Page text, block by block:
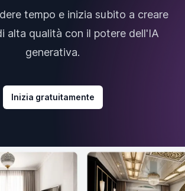
tempo e inizia subito a creare
alta qualità con il potere dell'IA
generativa.
Inizia gratuitamente